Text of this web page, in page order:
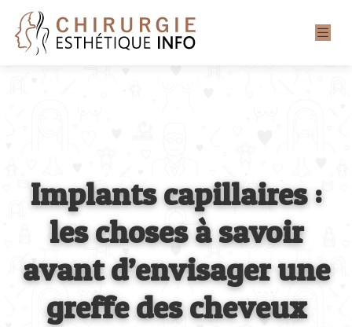
Implants capillaires :
les choses à savoir
avant d’envisager une
greffe des cheveux